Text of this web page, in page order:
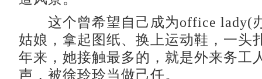
这个曾希望自己成为office lady(
姑娘，拿起图纸、换上运动鞋，一头
年来，她接触最多的，就是外来务工
声，被徐玲玲当做己任。